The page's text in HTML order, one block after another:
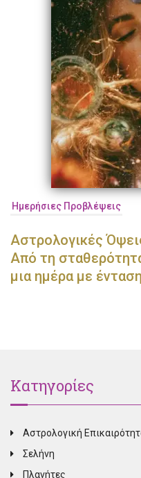
Ημερήσιες Προβλέψεις
Αστρολογικές
Από τη
μια ημέρα με
Κατηγορίες
Αστρολογική
Σελήνη
Πλανήτες